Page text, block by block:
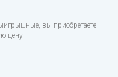
вы приобретаете
цену